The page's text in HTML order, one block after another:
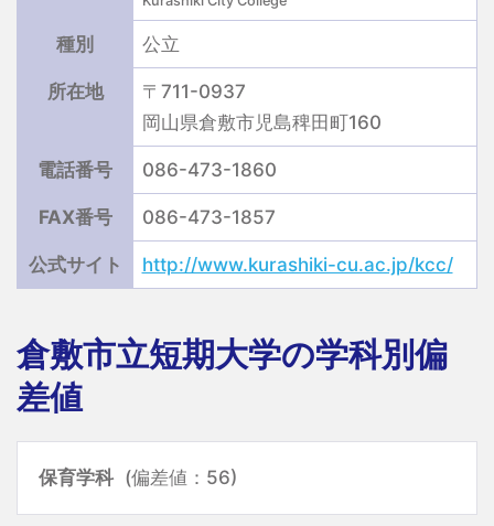
種別 公立
所在地
〒711-0937
岡山県倉敷市児島稗田町160
電話番号 086-473-1860
FAX番号 086-473-1857
公式サイト http://www.kurashiki-cu.ac.jp/kcc/
倉敷市立短期大学の学科別偏
差値
保育学科 (偏差値：56)